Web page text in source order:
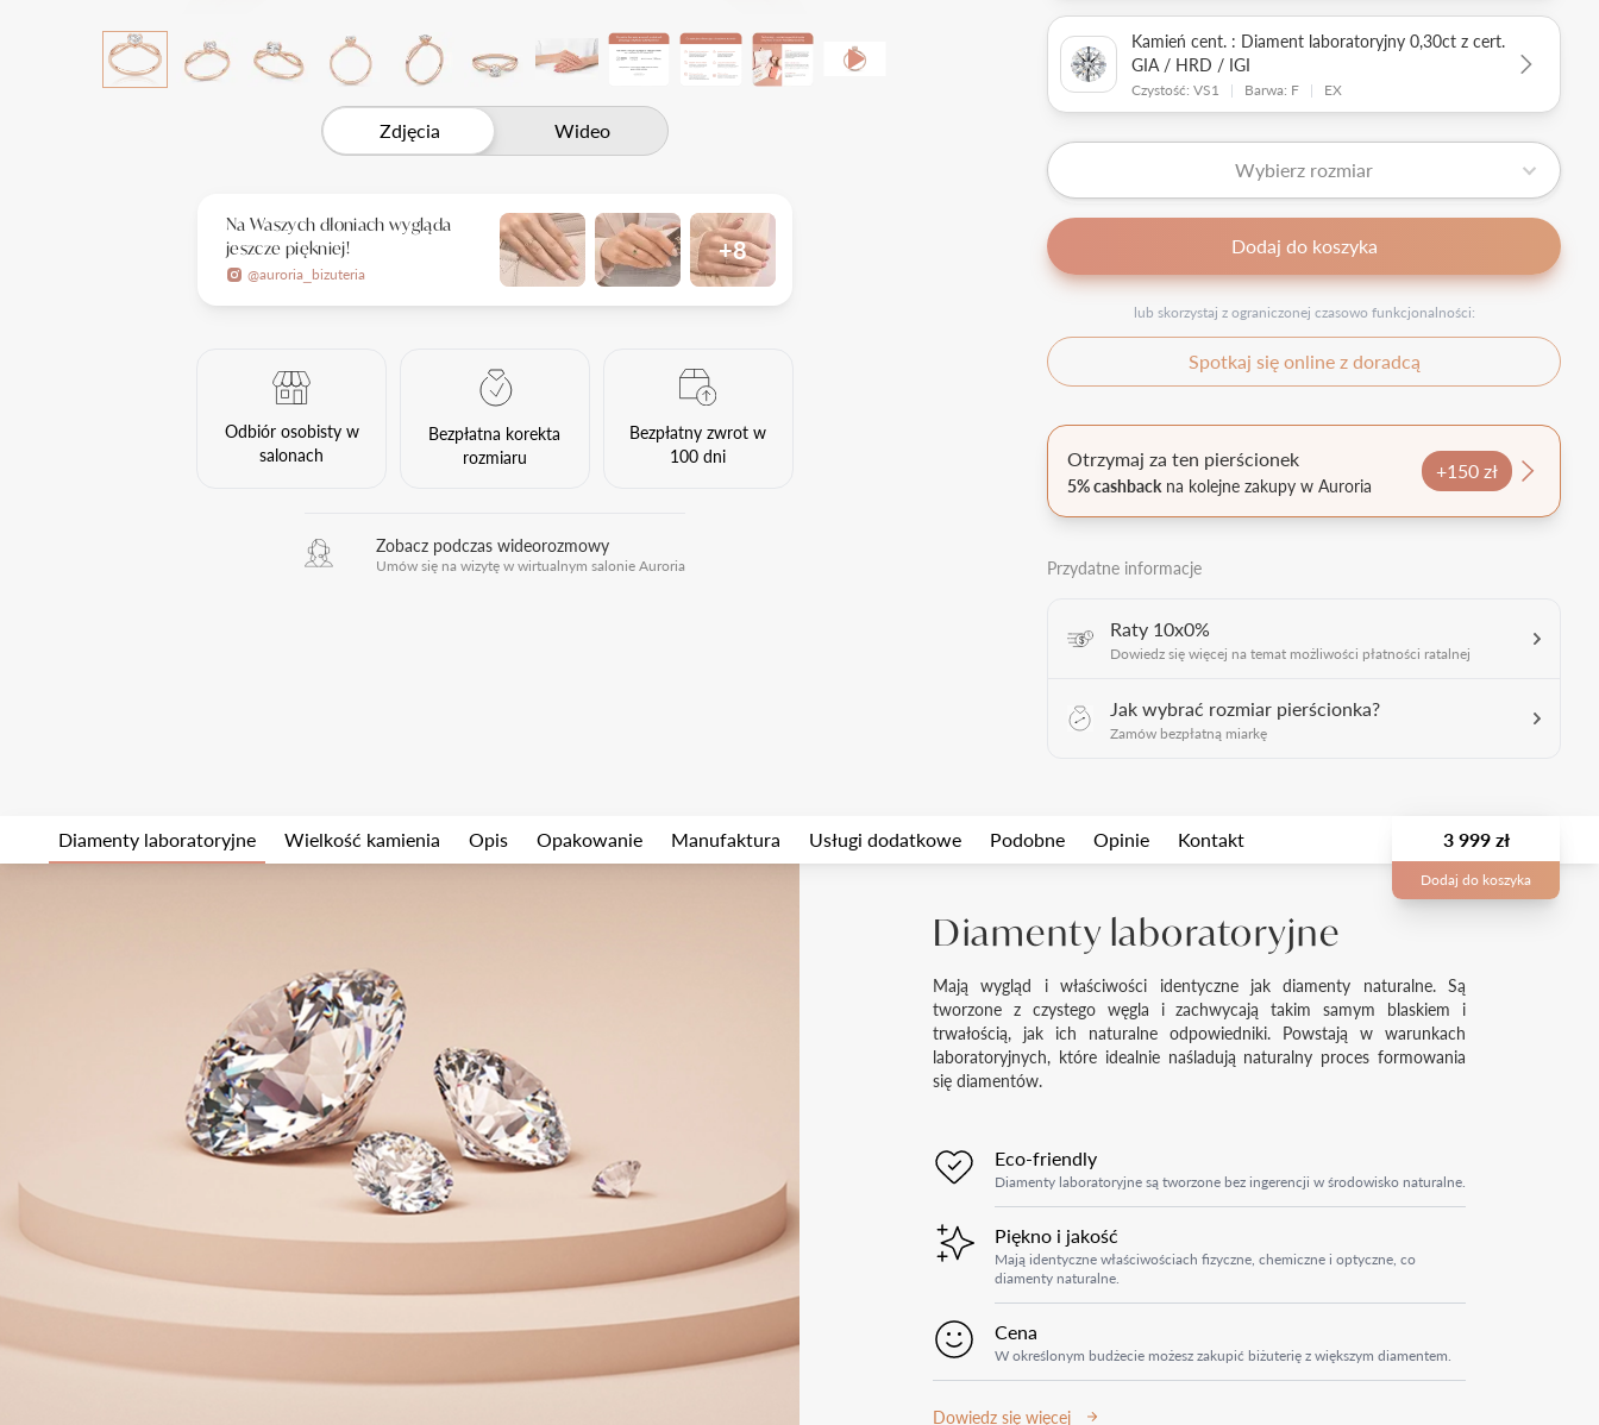
Zdjęcia Wideo
Na Waszych dłoniach wygląda
jeszcze piękniej!
@auroria_bizuteria
+8
Odbiór osobisty w
salonach
Bezpłatna korekta
rozmiaru
Bezpłatny zwrot w
100 dni
Zobacz podczas wideorozmowy
Umów się na wizytę w wirtualnym salonie Auroria
Kamień cent. : Diament laboratoryjny 0,30ct z cert.
GIA / HRD / IGI
Czystość: VS1 | Barwa: F | EX
Wybierz rozmiar
Dodaj do koszyka
lub skorzystaj z ograniczonej czasowo funkcjonalności:
Spotkaj się online z doradcą
Otrzymaj za ten pierścionek
5% cashback na kolejne zakupy w Auroria
+150 zł
Przydatne informacje
Raty 10x0%
Dowiedz się więcej na temat możliwości płatności ratalnej
Jak wybrać rozmiar pierścionka?
Zamów bezpłatną miarkę
Diamenty laboratoryjne Wielkość kamienia Opis Opakowanie Manufaktura Usługi dodatkowe Podobne Opinie Kontakt 3 999 zł
Dodaj do koszyka
Diamenty laboratoryjne
Mają wygląd i właściwości identyczne jak diamenty naturalne. Są
tworzone z czystego węgla i zachwycają takim samym blaskiem i
trwałością, jak ich naturalne odpowiedniki. Powstają w warunkach
laboratoryjnych, które idealnie naśladują naturalny proces formowania
się diamentów.
Eco-friendly
Diamenty laboratoryjne są tworzone bez ingerencji w środowisko naturalne.
Piękno i jakość
Mają identyczne właściwościach fizyczne, chemiczne i optyczne, co
diamenty naturalne.
Cena
W określonym budżecie możesz zakupić biżuterię z większym diamentem.
Dowiedz się więcej